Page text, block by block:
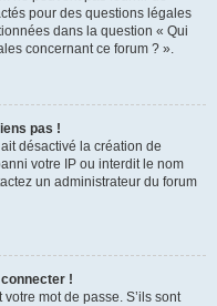
pour des questions légales
dans la question « Qui
concernant ce forum ? ».
pas !
désactivé la création de
votre IP ou interdit le nom
un administrateur du forum
!
mot de passe. S’ils sont